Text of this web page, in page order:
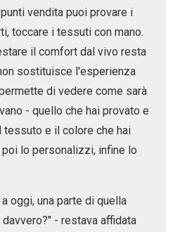
vendita puoi provare i
toccare i tessuti con mano.
il comfort dal vivo resta
sostituisce l'esperienza
di vedere come sarà
- quello che hai provato e
tessuto e il colore che hai
lo personalizzi, infine lo
oggi, una parte di quella
- restava affidata